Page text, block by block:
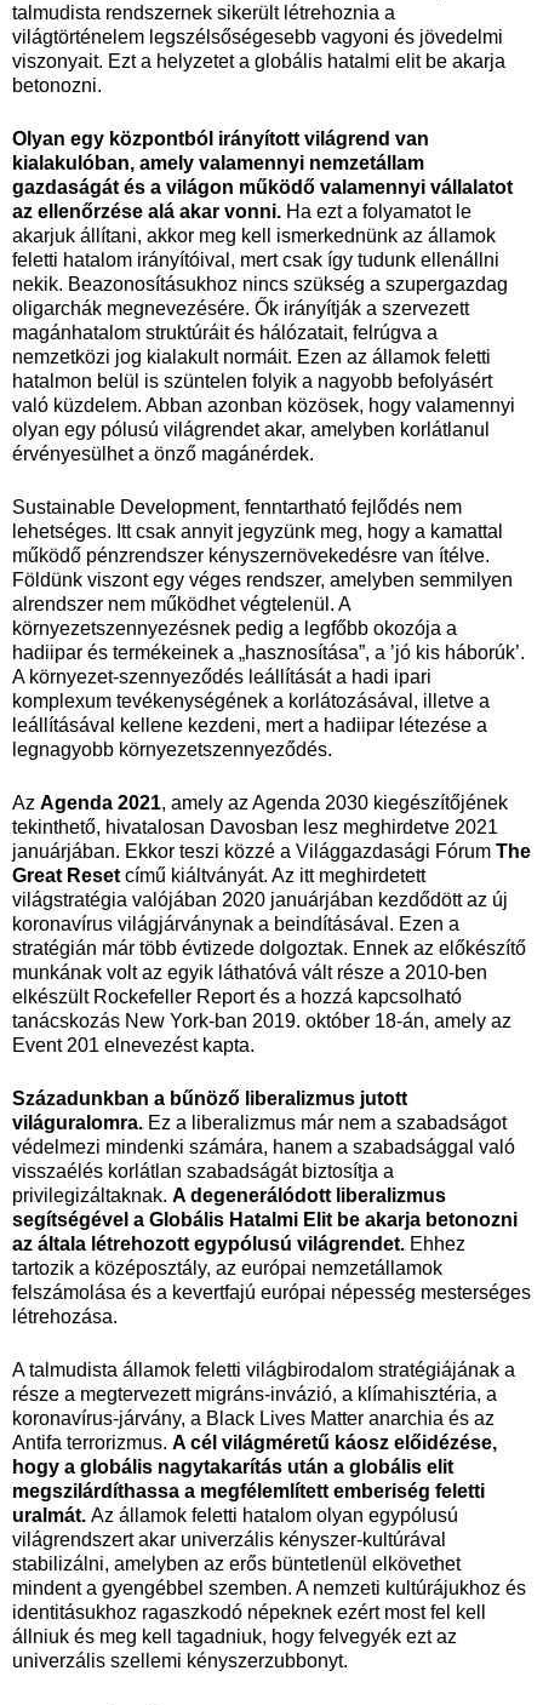
talmudista rendszernek sikerült létrehoznia a
világtörténelem legszélsőségesebb vagyoni és jövedelmi
viszonyait. Ezt a helyzetet a globális hatalmi elit be akarja
betonozni.
Olyan egy központból irányított világrend van
kialakulóban, amely valamennyi nemzetállam
gazdaságát és a világon működő valamennyi vállalatot
az ellenőrzése alá akar vonni. Ha ezt a folyamatot le
akarjuk állítani, akkor meg kell ismerkednünk az államok
feletti hatalom irányítóival, mert csak így tudunk ellenállni
nekik. Beazonosításukhoz nincs szükség a szupergazdag
oligarchák megnevezésére. Ők irányítják a szervezett
magánhatalom struktúráit és hálózatait, felrúgva a
nemzetközi jog kialakult normáit. Ezen az államok feletti
hatalmon belül is szüntelen folyik a nagyobb befolyásért
való küzdelem. Abban azonban közösek, hogy valamennyi
olyan egy pólusú világrendet akar, amelyben korlátlanul
érvényesülhet a önző magánérdek.
Sustainable Development, fenntartható fejlődés nem
lehetséges. Itt csak annyit jegyzünk meg, hogy a kamattal
működő pénzrendszer kényszernövekedésre van ítélve.
Földünk viszont egy véges rendszer, amelyben semmilyen
alrendszer nem működhet végtelenül. A
környezetszennyezésnek pedig a legfőbb okozója a
hadiipar és termékeinek a „hasznosítása”, a ’jó kis háborúk’.
A környezet-szennyeződés leállítását a hadi ipari
komplexum tevékenységének a korlátozásával, illetve a
leállításával kellene kezdeni, mert a hadiipar létezése a
legnagyobb környezetszennyeződés.
Az Agenda 2021, amely az Agenda 2030 kiegészítőjének
tekinthető, hivatalosan Davosban lesz meghirdetve 2021
januárjában. Ekkor teszi közzé a Világgazdasági Fórum The
Great Reset című kiáltványát. Az itt meghirdetett
világstratégia valójában 2020 januárjában kezdődött az új
koronavírus világjárványnak a beindításával. Ezen a
stratégián már több évtizede dolgoztak. Ennek az előkészítő
munkának volt az egyik láthatóvá vált része a 2010-ben
elkészült Rockefeller Report és a hozzá kapcsolható
tanácskozás New York-ban 2019. október 18-án, amely az
Event 201 elnevezést kapta.
Századunkban a bűnöző liberalizmus jutott
világuralomra. Ez a liberalizmus már nem a szabadságot
védelmezi mindenki számára, hanem a szabadsággal való
visszaélés korlátlan szabadságát biztosítja a
privilegizáltaknak. A degenerálódott liberalizmus
segítségével a Globális Hatalmi Elit be akarja betonozni
az általa létrehozott egypólusú világrendet. Ehhez
tartozik a középosztály, az európai nemzetállamok
felszámolása és a kevertfajú európai népesség mesterséges
létrehozása.
A talmudista államok feletti világbirodalom stratégiájának a
része a megtervezett migráns-invázió, a klímahisztéria, a
koronavírus-járvány, a Black Lives Matter anarchia és az
Antifa terrorizmus. A cél világméretű káosz előidézése,
hogy a globális nagytakarítás után a globális elit
megszilárdíthassa a megfélemlített emberiség feletti
uralmát. Az államok feletti hatalom olyan egypólusú
világrendszert akar univerzális kényszer-kultúrával
stabilizálni, amelyben az erős büntetlenül elkövethet
mindent a gyengébbel szemben. A nemzeti kultúrájukhoz és
identitásukhoz ragaszkodó népeknek ezért most fel kell
állniuk és meg kell tagadniuk, hogy felvegyék ezt az
univerzális szellemi kényszerzubbonyt.